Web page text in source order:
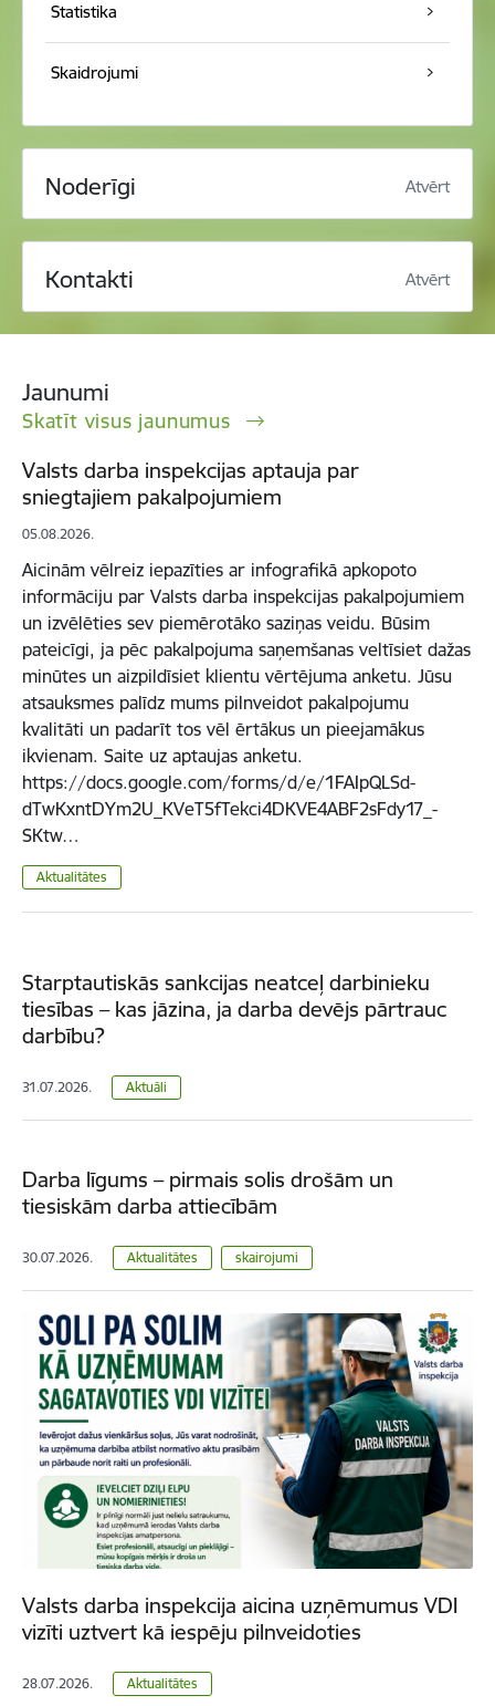
Statistika
Skaidrojumi
Noderīgi Atvērt
Kontakti Atvērt
Jaunumi
Skatīt visus jaunumus
Valsts darba inspekcijas aptauja par
sniegtajiem pakalpojumiem
05.08.2026.
Aicinām vēlreiz iepazīties ar infografikā apkopoto
informāciju par Valsts darba inspekcijas pakalpojumiem
un izvēlēties sev piemērotāko saziņas veidu. Būsim
pateicīgi, ja pēc pakalpojuma saņemšanas veltīsiet dažas
minūtes un aizpildīsiet klientu vērtējuma anketu. Jūsu
atsauksmes palīdz mums pilnveidot pakalpojumu
kvalitāti un padarīt tos vēl ērtākus un pieejamākus
ikvienam. Saite uz aptaujas anketu.
https://docs.google.com/forms/d/e/1FAIpQLSd-
dTwKxntDYm2U_KVeT5fTekci4DKVE4ABF2sFdy17_-
SKtw…
Aktualitātes
Starptautiskās sankcijas neatceļ darbinieku
tiesības – kas jāzina, ja darba devējs pārtrauc
darbību?
31.07.2026. Aktuāli
Darba līgums – pirmais solis drošām un
tiesiskām darba attiecībām
30.07.2026. Aktualitātes skairojumi
Valsts darba inspekcija aicina uzņēmumus VDI
vizīti uztvert kā iespēju pilnveidoties
28.07.2026. Aktualitātes